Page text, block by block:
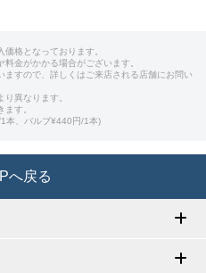
価格となっております。
金がかかる場合がございます。
ますので、詳しくはご来店される店舗にお問い
り異なります。
す。
本、バルブ¥440円/1本)
へ戻る